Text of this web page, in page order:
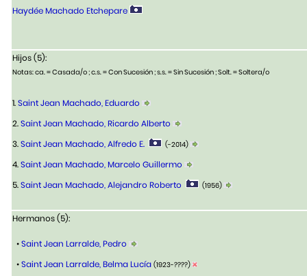
Haydée Machado Etchepare
Hijos (5):
Notas: ca. = Casada/o ; c.s. = Con Sucesión ; s.s. = Sin Sucesión ; Solt. = Soltera/o
1.Saint Jean Machado, Eduardo
2.Saint Jean Machado, Ricardo Alberto
3.Saint Jean Machado, Alfredo E. (-2014)
4.Saint Jean Machado, Marcelo Guillermo
5.Saint Jean Machado, Alejandro Roberto (1956)
Hermanos (5):
•Saint Jean Larralde, Pedro
•Saint Jean Larralde, Belma Lucía (1923-????)